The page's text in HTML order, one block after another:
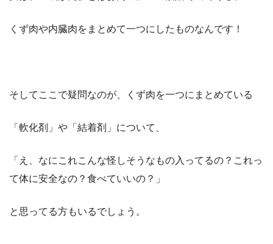
くず肉や内臓肉をまとめて一つにしたものなんです！
そしてここで疑問なのが、くず肉を一つにまとめている
「軟化剤」や「結着剤」について、
「え、なにこれこんな怪しそうなもの入ってるの？これっ
て体に安全なの？食べていいの？」
と思ってる方もいるでしょう。